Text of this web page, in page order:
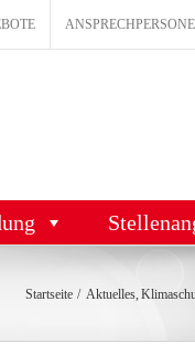
Startseite Aktuelles